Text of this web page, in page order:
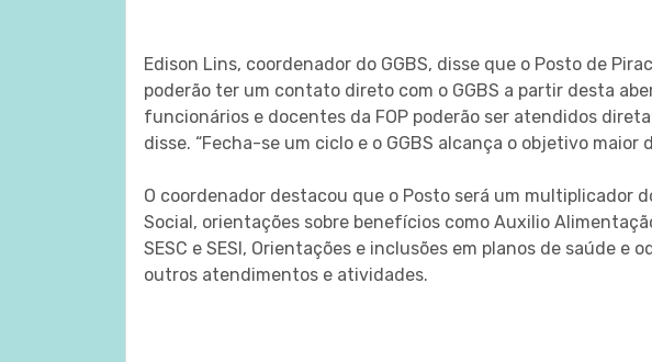
Edison Lins, coordenador do GGBS, disse que o Posto de
poderão ter um contato direto com o GGBS a partir desta
funcionários e docentes da FOP poderão ser atendidos
disse. “Fecha-se um ciclo e o GGBS alcança o objetivo
O coordenador destacou que o Posto será um multiplicador
Social, orientações sobre benefícios como Auxilio
SESC e SESI, Orientações e inclusões em planos de saúde
outros atendimentos e atividades.